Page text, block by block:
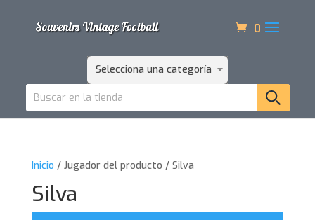
0
Selecciona una categoría
Inicio / Jugador del producto / Silva
Silva